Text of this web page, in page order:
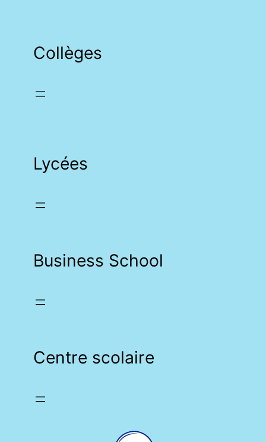
Collèges
Lycées
Business School
Centre scolaire